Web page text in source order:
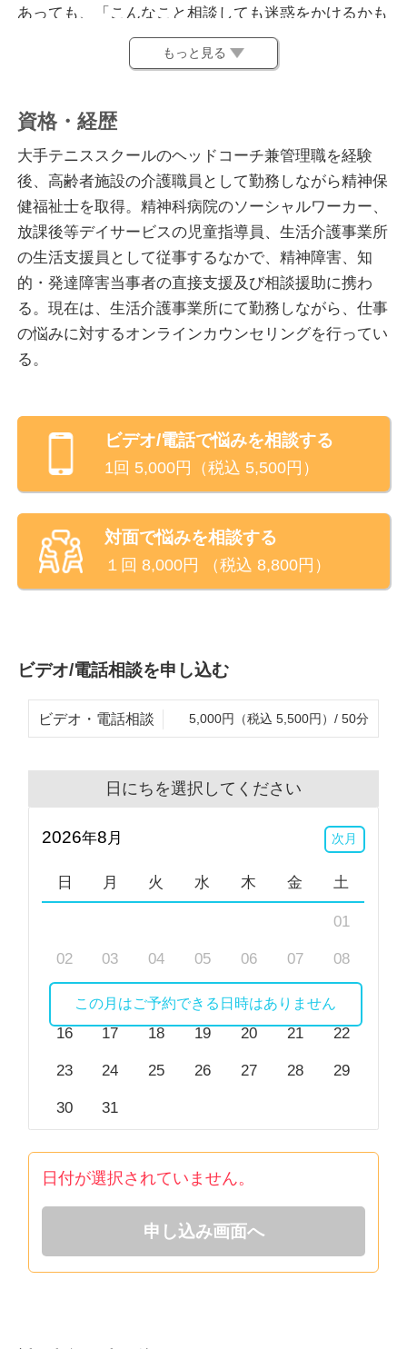
あっても、「こんなこと相談しても迷惑をかけるかも
しれない」「受け入れてもらえないかもしれない」と
考えてしまい、相談ができないということは誰しもあ
もらえたという経験は、自分らしく生きていくための
大きな力になると思いっています。
周囲の人には言いにくくても、オンラインでなら言い
やすい、自分の心の内を出しやすいと思っていらっし
ゃる方も多いのではないかと思い、そんな方々のお力
になれるよう、当サービスのカウンセラーをさせてい
ただいております。
して働いており、そこでたくさんのお客様と関わる中
で、心の問題を抱えた方の人生をサポートする仕事を
したいという思いを抱くようになりました。転職を
し、様々な業種、様々な人たちと仕事をする中で、私
自身も葛藤を抱きながら試行錯誤を繰り返し、仕事と
向き合ってきました。
◇就職についての悩み
◇障害者雇用、福祉的就労についての悩み
については特にお力になれると思います。
他にも
◇心の病気に関するお悩み
◇発達障害、知的障害に関する悩み
◇学業に関するお悩み（進路、人間関係など）
◇生き方、考え方に関するお悩み
なども対応しております。
お悩みに関し、心理学や、精神保健福祉の知識及び、
これまでの経験と持ち前の傾聴力を持って、皆様のお
どうぞよろしくお願い致します。
※ビデオ相談でお顔を見られたくないといった場合、
カメラをオフにして相談を行うことも可能です。
もっと見る
資格・経歴
大手テニススクールのヘッドコーチ兼管理職を経験
後、高齢者施設の介護職員として勤務しながら精神保
健福祉士を取得。精神科病院のソーシャルワーカー、
放課後等デイサービスの児童指導員、生活介護事業所
の生活支援員として従事するなかで、精神障害、知
的・発達障害当事者の直接支援及び相談援助に携わ
る。現在は、生活介護事業所にて勤務しながら、仕事
の悩みに対するオンラインカウンセリングを行ってい
る。
ビデオ/電話で悩みを相談する
1回 5,000円（税込 5,500円）
対面で悩みを相談する
１回 8,000円 （税込 8,800円）
ビデオ/電話相談を申し込む
ビデオ・電話相談 5,000円（税込 5,500円）/ 50分
日にちを選択してください
2026年8 月 次月
日 月 火 水 木 金 土
01
02 03 04 05 06 07 08
10 11 12 13 14
16 17 18 19 20 21 22
23 24 25 26 27 28 29
30 31
この月はご予約できる日時はありません
日付が選択されていません。
申し込み画面へ